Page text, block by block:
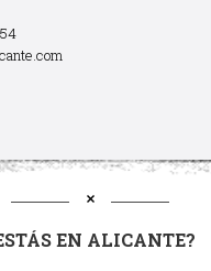
EN ALICANTE?